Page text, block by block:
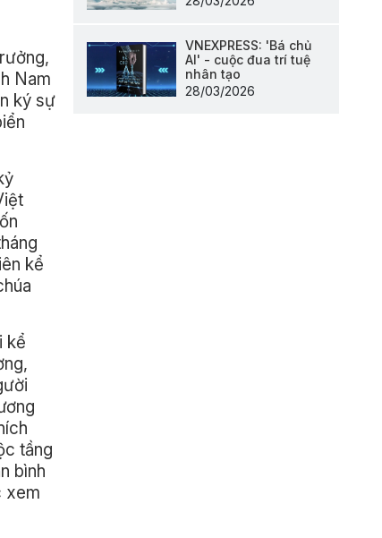
Nam
ký sự
kể
kể
tầng
bình
xem
VNEXPRESS: 'Bá chủ
AI' - cuộc đua trí tuệ
nhân tạo
28/03/2026